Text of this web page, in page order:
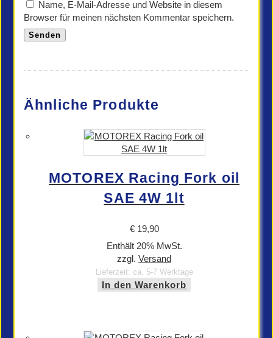
Name, E-Mail-Adresse und Website in diesem
Browser für meinen nächsten Kommentar speichern.
Ähnliche Produkte
MOTOREX Racing Fork oil
SAE 4W 1lt
€19,90
Enthält 20% MwSt.
zzgl. Versand
Lieferzeit: ca. 5-7 Werktage
In den Warenkorb